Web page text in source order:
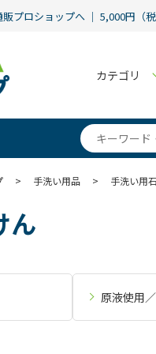
プロショップへ ｜ 5,000円（
カテゴリ
> 手洗い用品 > 手洗い用
ん
原液使用